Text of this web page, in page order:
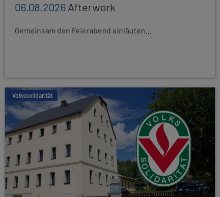
06.08.2026Afterwork
Gemeinsam den Feierabend einläuten...
Volkssolidarität